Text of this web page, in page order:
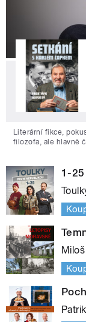
Literární fikce,
filozofa, ale hlavně
1-25